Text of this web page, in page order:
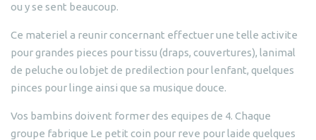
ou y se sent beaucoup.
Ce materiel a reunir concernant effectuer une telle activite
pour grandes pieces pour tissu (draps, couvertures), lanimal
de peluche ou lobjet de predilection pour lenfant, quelques
pinces pour linge ainsi que sa musique douce.
Vos bambins doivent former des equipes de 4. Chaque
groupe fabrique Le petit coin pour reve pour laide quelques